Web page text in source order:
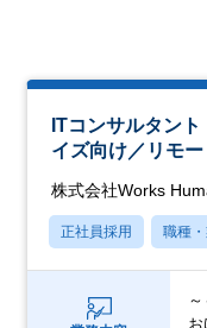
ITコンサルタン
イズ向け／リモー
株式会社Works
正社員採用 職種